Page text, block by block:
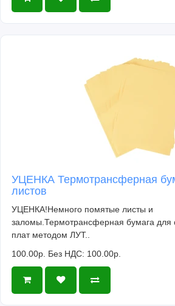
УЦЕНКА Термотрансферная
листов
УЦЕНКА!Немного помятые листы и
заломы.Термотрансферная бумага для
плат методом ЛУТ..
100.00р. Без НДС: 100.00р.